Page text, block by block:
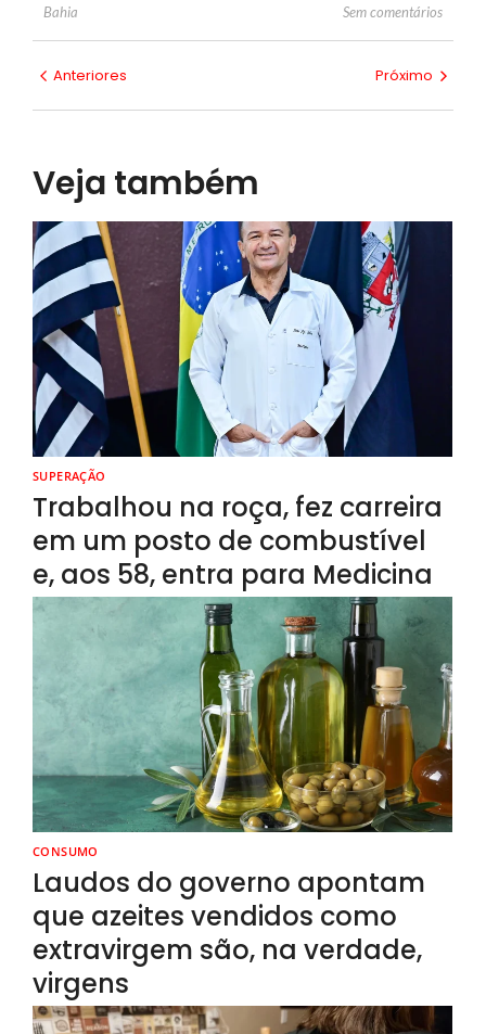
Bahia Sem comentários
Anteriores Próximo
Veja também
SUPERAÇÃO
Trabalhou na roça, fez carreira
em um posto de combustível
e, aos 58, entra para Medicina
CONSUMO
Laudos do governo apontam
que azeites vendidos como
extravirgem são, na verdade,
virgens